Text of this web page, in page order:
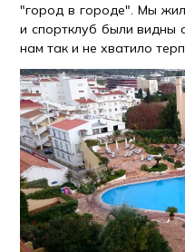
"город в городе". Мы
и спортклуб были видны
нам так и не хватило